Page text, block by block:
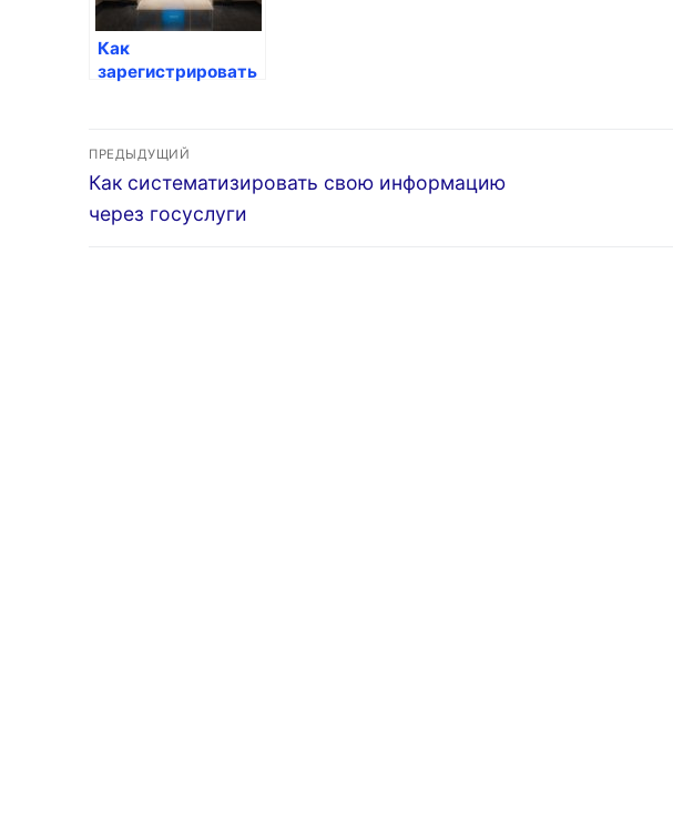
Как
зарегистрировать
через госуслуги
Навигация
по
записям
ПРЕДЫДУЩИЙ
Предыдущая
запись:
Как систематизировать свою информацию
через госуслуги